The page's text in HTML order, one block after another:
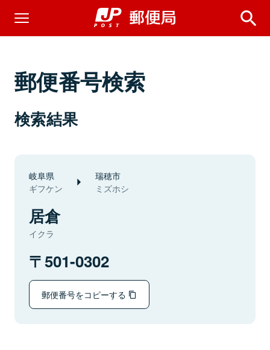
郵便番号検索
検索結果
岐阜県
ギフケン
瑞穂市
ミズホシ
居倉
イクラ
501-0302
郵便番号をコピーする